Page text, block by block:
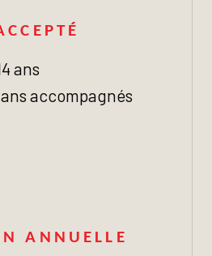
ans
ans accompagnés
ANNUELLE